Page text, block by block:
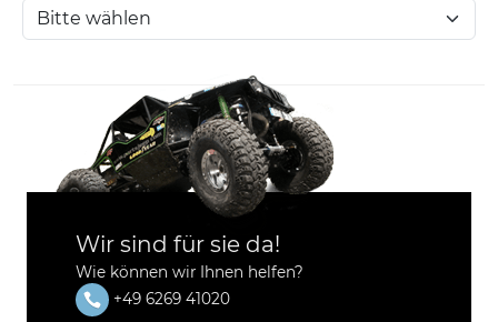
Wir sind für sie da!
Wie können wir Ihnen helfen?
+49 6269 41020